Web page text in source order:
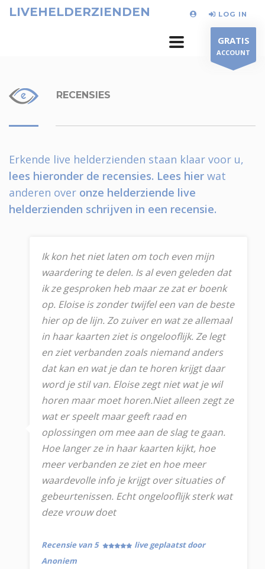
LIVEHELDERZIENDEN LOG IN
GRATIS
ACCOUNT
RECENSIES
Erkende live helderzienden staan klaar voor u,
lees hieronder de recensies. Lees hier wat
anderen over onze helderziende live
helderzienden schrijven in een recensie.
Ik kon het niet laten om toch even mijn
waardering te delen. Is al even geleden dat
ik ze gesproken heb maar ze zat er boenk
op. Eloise is zonder twijfel een van de beste
hier op de lijn. Zo zuiver en wat ze allemaal
in haar kaarten ziet is ongelooflijk. Ze legt
en ziet verbanden zoals niemand anders
dat kan en wat je dan te horen krijgt daar
word je stil van. Eloise zegt niet wat je wil
horen maar moet horen.Niet alleen zegt ze
wat er speelt maar geeft raad en
oplossingen om mee aan de slag te gaan.
Hoe langer ze in haar kaarten kijkt, hoe
meer verbanden ze ziet en hoe meer
waardevolle info je krijgt over situaties of
gebeurtenissen. Echt ongelooflijk sterk wat
deze vrouw doet
Recensie van 5
live geplaatst door
Anoniem